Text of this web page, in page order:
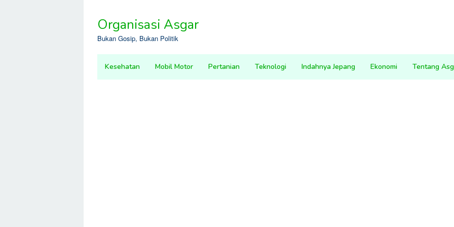
contentOrganisasi Asgar
Bukan Gosip, Bukan Politik
Kesehatan Mobil Motor Pertanian Teknologi Indahnya Jepang Ekonomi Tentang